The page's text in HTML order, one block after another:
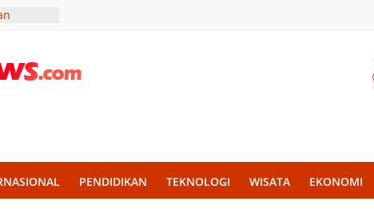
Dana
PENDIDIKAN TEKNOLOGI WISATA EKONOMI